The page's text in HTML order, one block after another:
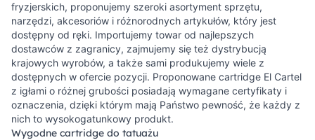
fryzjerskich, proponujemy szeroki asortyment sprzętu,
narzędzi, akcesoriów i różnorodnych artykułów, który jest
dostępny od ręki. Importujemy towar od najlepszych
dostawców z zagranicy, zajmujemy się też dystrybucją
krajowych wyrobów, a także sami produkujemy wiele z
dostępnych w ofercie pozycji. Proponowane cartridge El Cartel
z igłami o różnej grubości posiadają wymagane certyfikaty i
oznaczenia, dzięki którym mają Państwo pewność, że każdy z
nich to wysokogatunkowy produkt.
Wygodne cartridge do tatuażu